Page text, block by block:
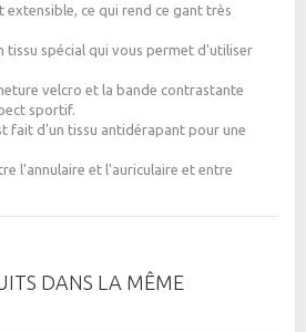
extensible, ce qui rend ce gant très
tissu spécial qui vous permet d'utiliser
velcro et la bande contrastante
sportif.
fait d'un tissu antidérapant pour une
l'annulaire et l'auriculaire et entre
DANS LA MÊME